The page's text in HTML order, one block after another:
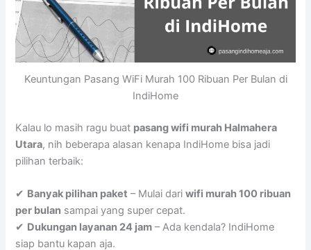
Keuntungan Pasang WiFi Murah 100 Ribuan Per Bulan di
IndiHome
Kalau lo masih ragu buat pasang wifi murah Halmahera
Utara, nih beberapa alasan kenapa IndiHome bisa jadi
pilihan terbaik:
✔ Banyak pilihan paket – Mulai dariwifi murah 100 ribuan
per bulan sampai yang super cepat.
✔ Dukungan layanan 24 jam – Ada kendala? IndiHome
siap bantu kapan aja.